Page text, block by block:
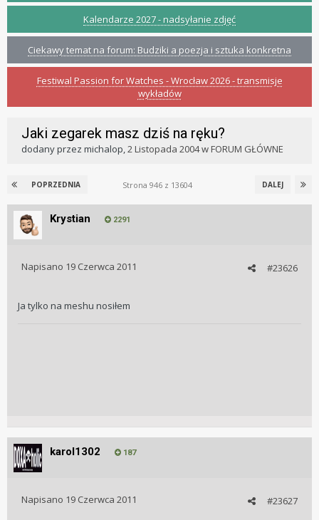
Kalendarze 2027 - nadsyłanie zdjęć
Ciekawy temat na forum: Budziki a poezja i sztuka konkretna
Festiwal Passion for Watches - Wrocław 2026 - transmisje
wykładów
Jaki zegarek masz dziś na ręku?
dodany przez michalop,2 Listopada 2004wFORUM GŁÓWNE
POPRZEDNIA DALEJ
Strona 946 z 13604
Krystian 2291
#23626
Napisano 19 Czerwca 2011
Ja tylko na meshu nosiłem
karol1302 187
#23627
Napisano 19 Czerwca 2011